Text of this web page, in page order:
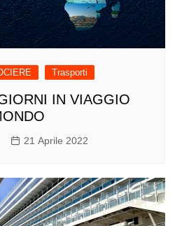
Trasporti
IN VIAGGIO
21 Aprile 2022